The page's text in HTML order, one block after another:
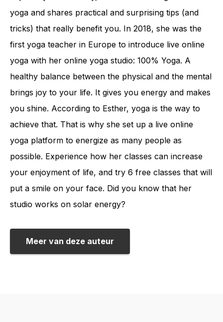
yoga and shares practical and surprising tips (and
tricks) that really benefit you. In 2018, she was the
first yoga teacher in Europe to introduce live online
yoga with her online yoga studio: 100% Yoga. A
healthy balance between the physical and the mental
brings joy to your life. It gives you energy and makes
you shine. According to Esther, yoga is the way to
achieve that. That is why she set up a live online
yoga platform to energize as many people as
possible. Experience how her classes can increase
your enjoyment of life, and try 6 free classes that will
put a smile on your face. Did you know that her
studio works on solar energy?
Meer van deze auteur